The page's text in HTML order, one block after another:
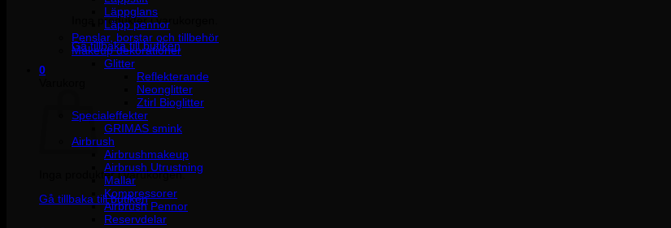
Inga produkter i varukorgen.
Gå tillbaka till butiken
0
Inga produkter i varukorgen.
Gå tillbaka till butiken
Läppglans
Läpp pennor
Penslar, borstar och tillbehör
Makeup dekorationer
Glitter
Reflekterande
Neonglitter
Ztirl Bioglitter
Specialeffekter
GRIMAS smink
Airbrush
Airbrushmakeup
Airbrush Utrustning
Mallar
Kompressorer
Airbrush Pennor
Reservdelar